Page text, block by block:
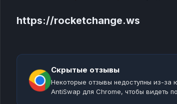
https://rocketchange.ws
Скрытые отзывы
Некоторые отзывы недоступны из-за
AntiSwap для Chrome, чтобы видеть